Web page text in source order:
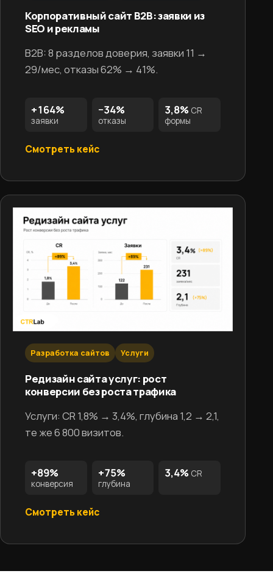
Корпоративный сайт B2B: заявки из
SEO и рекламы
B2B: 8 разделов доверия, заявки 11 →
29/мес, отказы 62% → 41%.
+164%
заявки
−34%
отказы
3,8% CR
формы
Смотреть кейс
Разработка сайтов Услуги
Редизайн сайта услуг: рост
конверсии без роста трафика
Услуги: CR 1,8% → 3,4%, глубина 1,2 → 2,1,
те же 6 800 визитов.
+89%
конверсия
+75%
глубина
3,4% CR
Смотреть кейс